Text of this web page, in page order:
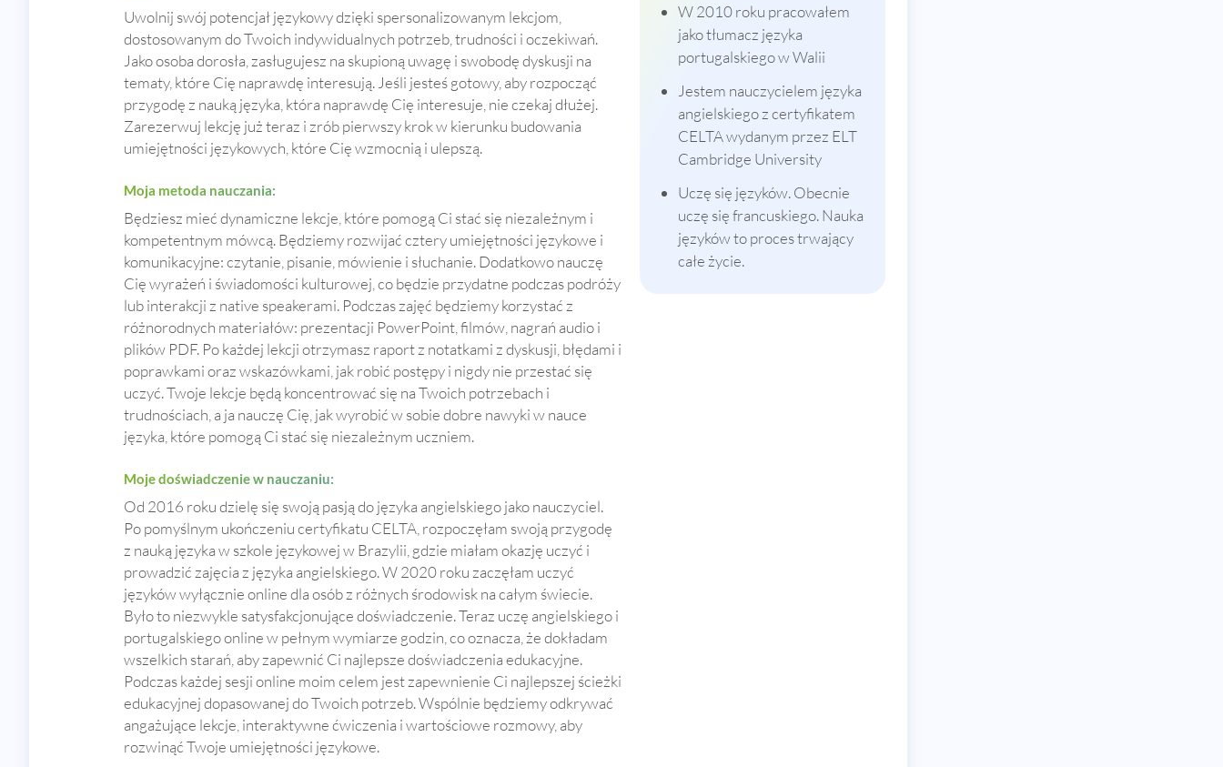
Uwolnij swój potencjał językowy dzięki spersonalizowanym lekcjom,
dostosowanym do Twoich indywidualnych potrzeb, trudności i oczekiwań.
Jako osoba dorosła, zasługujesz na skupioną uwagę i swobodę dyskusji na
tematy, które Cię naprawdę interesują. Jeśli jesteś gotowy, aby rozpocząć
przygodę z nauką języka, która naprawdę Cię interesuje, nie czekaj dłużej.
Zarezerwuj lekcję już teraz i zrób pierwszy krok w kierunku budowania
umiejętności językowych, które Cię wzmocnią i ulepszą.
Moja metoda nauczania:
Będziesz mieć dynamiczne lekcje, które pomogą Ci stać się niezależnym i
kompetentnym mówcą. Będziemy rozwijać cztery umiejętności językowe i
komunikacyjne: czytanie, pisanie, mówienie i słuchanie. Dodatkowo nauczę
Cię wyrażeń i świadomości kulturowej, co będzie przydatne podczas podróży
lub interakcji z native speakerami. Podczas zajęć będziemy korzystać z
różnorodnych materiałów: prezentacji PowerPoint, filmów, nagrań audio i
plików PDF. Po każdej lekcji otrzymasz raport z notatkami z dyskusji, błędami i
poprawkami oraz wskazówkami, jak robić postępy i nigdy nie przestać się
uczyć. Twoje lekcje będą koncentrować się na Twoich potrzebach i
trudnościach, a ja nauczę Cię, jak wyrobić w sobie dobre nawyki w nauce
języka, które pomogą Ci stać się niezależnym uczniem.
Moje doświadczenie w nauczaniu:
Od 2016 roku dzielę się swoją pasją do języka angielskiego jako nauczyciel.
Po pomyślnym ukończeniu certyfikatu CELTA, rozpoczęłam swoją przygodę
z nauką języka w szkole językowej w Brazylii, gdzie miałam okazję uczyć i
prowadzić zajęcia z języka angielskiego. W 2020 roku zaczęłam uczyć
języków wyłącznie online dla osób z różnych środowisk na całym świecie.
Było to niezwykle satysfakcjonujące doświadczenie. Teraz uczę angielskiego i
portugalskiego online w pełnym wymiarze godzin, co oznacza, że dokładam
wszelkich starań, aby zapewnić Ci najlepsze doświadczenia edukacyjne.
Podczas każdej sesji online moim celem jest zapewnienie Ci najlepszej ścieżki
edukacyjnej dopasowanej do Twoich potrzeb. Wspólnie będziemy odkrywać
angażujące lekcje, interaktywne ćwiczenia i wartościowe rozmowy, aby
rozwinąć Twoje umiejętności językowe.
W 2010 roku pracowałem
jako tłumacz języka
portugalskiego w Walii
Jestem nauczycielem języka
angielskiego z certyfikatem
CELTA wydanym przez ELT
Cambridge University
Uczę się języków. Obecnie
uczę się francuskiego. Nauka
języków to proces trwający
całe życie.